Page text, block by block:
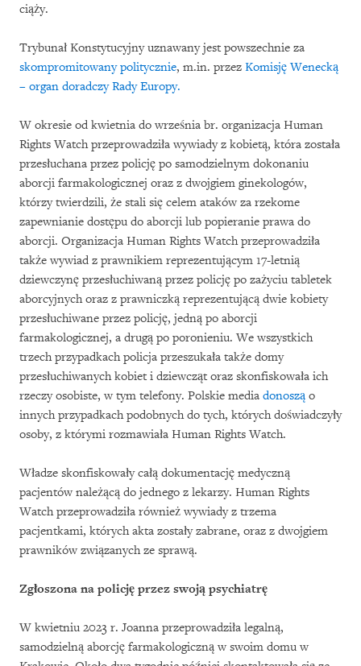
ciąży.
Trybunał Konstytucyjny uznawany jest powszechnie za
skompromitowany politycznie, m.in. przez Komisję Wenecką
– organ doradczy Rady Europy.
W okresie od kwietnia do września br. organizacja Human
Rights Watch przeprowadziła wywiady z kobietą, która została
przesłuchana przez policję po samodzielnym dokonaniu
aborcji farmakologicznej oraz z dwojgiem ginekologów,
którzy twierdzili, że stali się celem ataków za rzekome
zapewnianie dostępu do aborcji lub popieranie prawa do
aborcji. Organizacja Human Rights Watch przeprowadziła
także wywiad z prawnikiem reprezentującym 17-letnią
dziewczynę przesłuchiwaną przez policję po zażyciu tabletek
aborcyjnych oraz z prawniczką reprezentującą dwie kobiety
przesłuchiwane przez policję, jedną po aborcji
farmakologicznej, a drugą po poronieniu. We wszystkich
trzech przypadkach policja przeszukała także domy
przesłuchiwanych kobiet i dziewcząt oraz skonfiskowała ich
rzeczy osobiste, w tym telefony. Polskie media donoszą o
innych przypadkach podobnych do tych, których doświadczyły
osoby, z którymi rozmawiała Human Rights Watch.
Władze skonfiskowały całą dokumentację medyczną
pacjentów należącą do jednego z lekarzy. Human Rights
Watch przeprowadziła również wywiady z trzema
pacjentkami, których akta zostały zabrane, oraz z dwojgiem
prawników związanych ze sprawą.
Zgłoszona na policję przez swoją psychiatrę
W kwietniu 2023 r. Joanna przeprowadziła legalną,
samodzielną aborcję farmakologiczną w swoim domu w